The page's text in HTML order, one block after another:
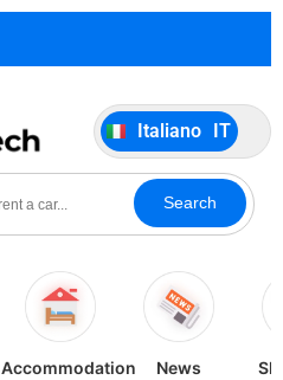
Search
Italiano IT
German DE
Português PT
Español ES
Accommodation News